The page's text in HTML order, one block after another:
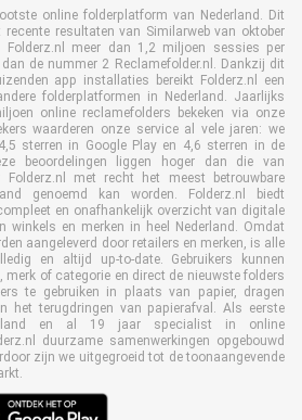
online folderplatform van Nederland. Dit
resultaten van Similarweb van oktober
Folderz.nl meer dan 1,2 miljoen sessies per
de nummer 2 Reclamefolder.nl. Dankzij dit
app installaties bereikt Folderz.nl een
folderplatformen in Nederland. Jaarlijks
online reclamefolders bekeken via onze
waarderen onze service al vele jaren: we
sterren in Google Play en 4,6 sterren in de
beoordelingen liggen hoger dan die van
Folderz.nl met recht het meest betrouwbare
genoemd kan worden. Folderz.nl biedt
en onafhankelijk overzicht van digitale
winkels en merken in heel Nederland. Omdat
aangeleverd door retailers en merken, is alle
en altijd up-to-date. Gebruikers kunnen
merk of categorie en direct de nieuwste folders
te gebruiken in plaats van papier, dragen
het terugdringen van papierafval. Als eerste
en al 19 jaar specialist in online
duurzame samenwerkingen opgebouwd
zijn we uitgegroeid tot de toonaangevende